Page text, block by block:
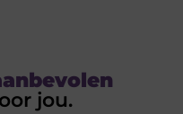
jou.